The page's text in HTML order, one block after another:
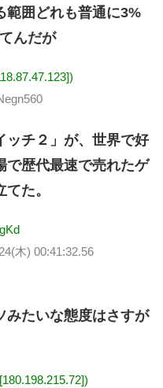
範囲どれも普通に3%
んだが
ッチ２」が、世界で好
で歴代最速で売れたゲ
た。
木) 00:41:32.56
みたいな態度はさすが